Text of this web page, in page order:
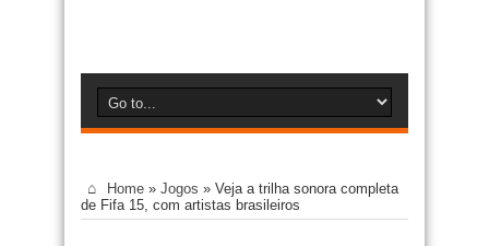
Home » Jogos » Veja a trilha sonora completa
de Fifa 15, com artistas brasileiros